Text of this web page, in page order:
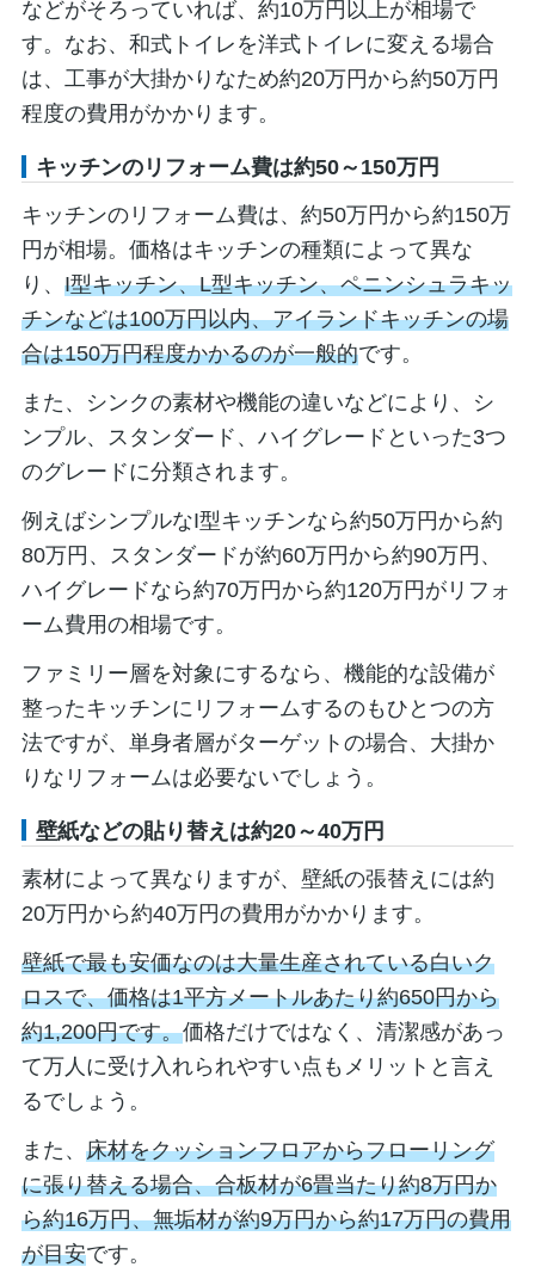
などがそろっていれば、約10万円以上が相場で
す。なお、和式トイレを洋式トイレに変える場合
は、工事が大掛かりなため約20万円から約50万円
程度の費用がかかります。
キッチンのリフォーム費は約50～150万円
キッチンのリフォーム費は、約50万円から約150万
円が相場。価格はキッチンの種類によって異な
り、 I型キッチン、L型キッチン、ペニンシュラキッ
チンなどは100万円以内、アイランドキッチンの場
合は150万円程度かかるのが一般的です。
また、シンクの素材や機能の違いなどにより、シ
ンプル、スタンダード、ハイグレードといった3つ
のグレードに分類されます。
例えばシンプルなI型キッチンなら約50万円から約
80万円、スタンダードが約60万円から約90万円、
ハイグレードなら約70万円から約120万円がリフォ
ーム費用の相場です。
ファミリー層を対象にするなら、機能的な設備が
整ったキッチンにリフォームするのもひとつの方
法ですが、単身者層がターゲットの場合、大掛か
りなリフォームは必要ないでしょう。
壁紙などの貼り替えは約20～40万円
素材によって異なりますが、壁紙の張替えには約
20万円から約40万円の費用がかかります。
壁紙で最も安価なのは大量生産されている白いク
ロスで、価格は1平方メートルあたり約650円から
約1,200円です。価格だけではなく、清潔感があっ
て万人に受け入れられやすい点もメリットと言え
るでしょう。
また、 床材をクッションフロアからフローリング
に張り替える場合、合板材が6畳当たり約8万円か
ら約16万円、無垢材が約9万円から約17万円の費用
が目安です。